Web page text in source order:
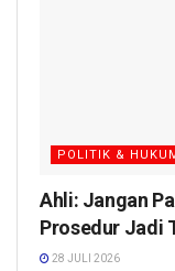
POLITIK &
Ahli: Jangan
Prosedur Jadi
28 JULI 2026